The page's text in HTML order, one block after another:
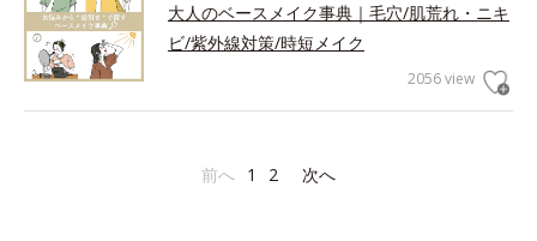
大人のベースメイク事典｜毛穴/肌荒れ・ニキ
ビ/紫外線対策/時短メイク
2056 view
前へ 1 2 次へ